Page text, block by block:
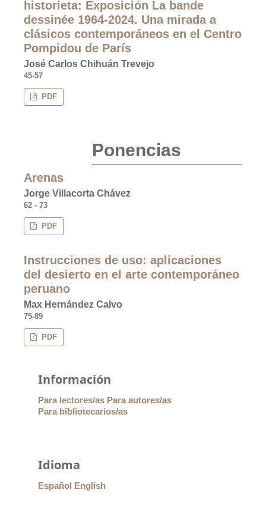
historieta: Exposición La bande
dessinée 1964-2024. Una mirada a
clásicos contemporáneos en el Centro
Pompidou de París
José Carlos Chihuán Trevejo
45-57
PDF
Ponencias
Arenas
Jorge Villacorta Chávez
62 - 73
PDF
Instrucciones de uso: aplicaciones
del desierto en el arte contemporáneo
peruano
Max Hernández Calvo
75-89
PDF
Información
Para lectores/as Para autores/as
Para bibliotecarios/as
Idioma
Español English